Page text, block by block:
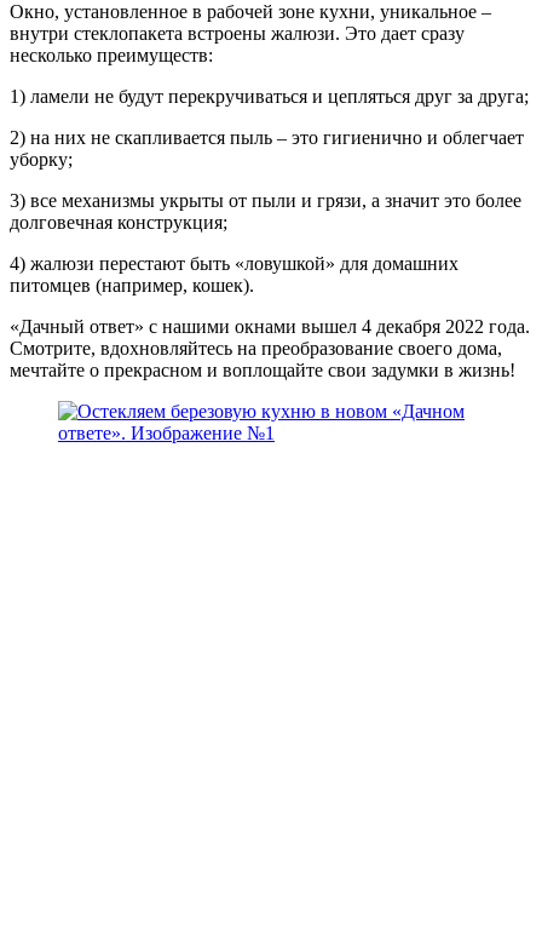
Окно, установленное в рабочей зоне кухни, уникальное –
внутри стеклопакета встроены жалюзи. Это дает сразу
несколько преимуществ:
1) ламели не будут перекручиваться и цепляться друг за друга;
2) на них не скапливается пыль – это гигиенично и облегчает
уборку;
3) все механизмы укрыты от пыли и грязи, а значит это более
долговечная конструкция;
4) жалюзи перестают быть «ловушкой» для домашних
питомцев (например, кошек).
«Дачный ответ» с нашими окнами вышел 4 декабря 2022 года.
Смотрите, вдохновляйтесь на преобразование своего дома,
мечтайте о прекрасном и воплощайте свои задумки в жизнь!